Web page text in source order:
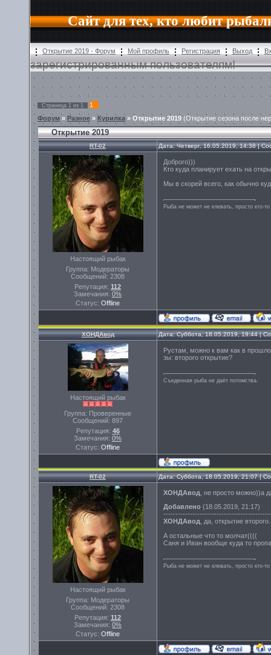
Сайт для тех, кто любит
Открытие 2019 - Форум Мой профиль Регистрация Выход
зарегистрированным пользователям!
Страница 1 из 1
1
Форум » Разное » Курилка » Открытие 2019 (Открытие сезона после
Открытие 2019
RT-02 Дата: Четверг, 16.05.2019, 14:38 |
Настоящий рыбак
Группа: Модераторы
Сообщений: 2308
Репутация: 112
Замечания: 0%
Статус: Offline
Доброго)))
Кто куда планирует ехать на
Мы в скорей всего, как обычно
Рыба не может не клевать, просто кто-
ХОНДАвод Дата: Суббота, 18.05.2019, 19:44 |
Настоящий рыбак
Группа: Проверенные
Сообщений: 897
Репутация: 46
Замечания: 0%
Статус: Offline
Рустам, можно к вам как в
зы: второго открытие?
Съеденная рыба не даёт потомства.
RT-02 Дата: Суббота, 18.05.2019, 21:07 |
Настоящий рыбак
Группа: Модераторы
Сообщений: 2308
Репутация: 112
Замечания: 0%
Статус: Offline
ХОНДАвод , не просто можно))а
Добавлено (18.05.2019, 21:17)
ХОНДАвод , да, открытие
А остальные что то молчат((((
Саня и Иван вообще куда то
Рыба не может не клевать, просто кто-